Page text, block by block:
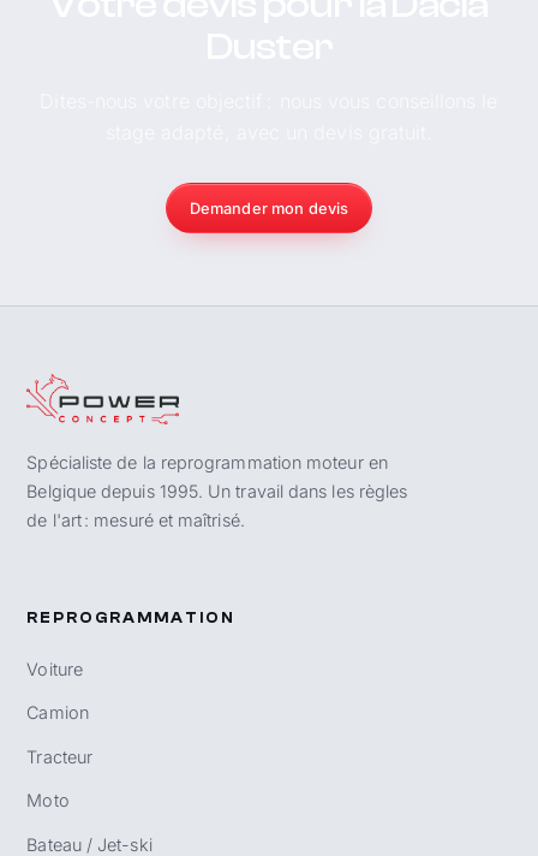
Demander mon devis
Spécialiste de la reprogrammation moteur en
Belgique depuis 1995. Un travail dans les règles
de l'art : mesuré et maîtrisé.
REPROGRAMMATION
Voiture
Camion
Tracteur
Moto
Bateau / Jet-ski